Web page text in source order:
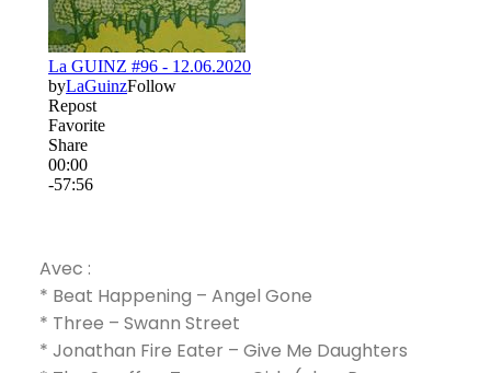
Avec :
* Beat Happening – Angel Gone
* Three – Swann Street
* Jonathan Fire Eater – Give Me Daughters